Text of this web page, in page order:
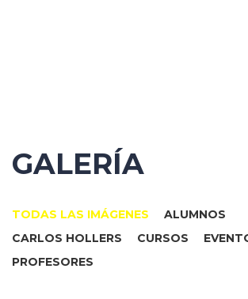
GALERÍA
TODAS LAS IMÁGENES
ALUMNOS
CARLOS HOLLERS
CURSOS
PROFESORES